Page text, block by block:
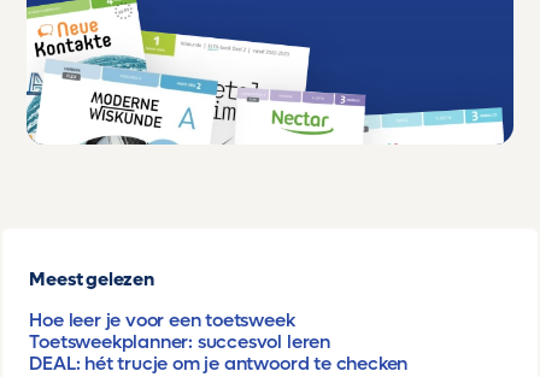
Meest gelezen
Hoe leer je voor een toetsweek
Toetsweekplanner: succesvol leren
DEAL: hét trucje om je antwoord te checken